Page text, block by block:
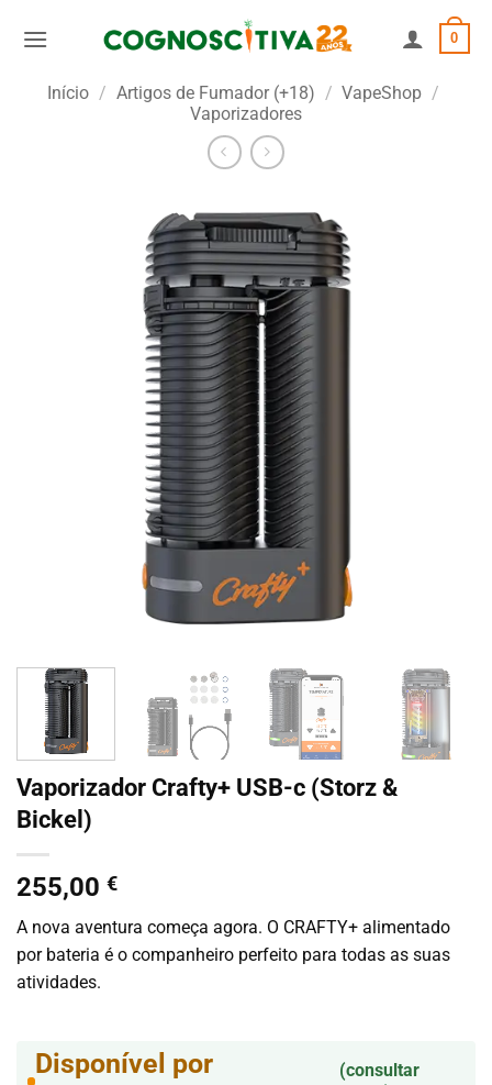
0
Início / Artigos de Fumador (+18) / VapeShop /
Vaporizadores
Vaporizador Crafty+ USB-c (Storz &
Bickel)
255,00 €
A nova aventura começa agora. O CRAFTY+ alimentado
por bateria é o companheiro perfeito para todas as suas
atividades.
Disponível por
(consultar